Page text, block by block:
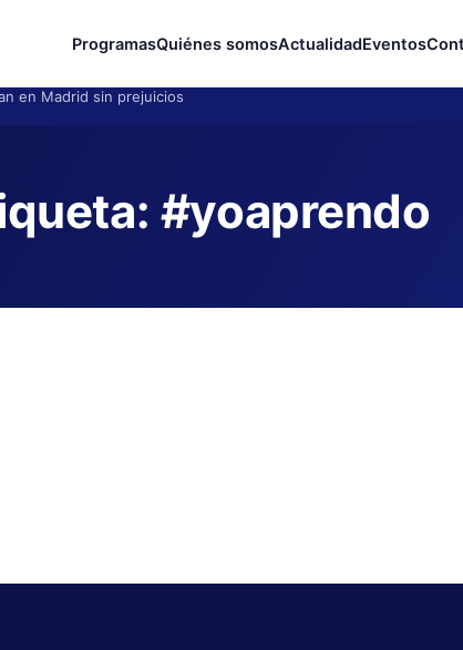
ProgramasQuiénes somosActualidadEventos
en Madrid sin prejuicios
#yoaprendo